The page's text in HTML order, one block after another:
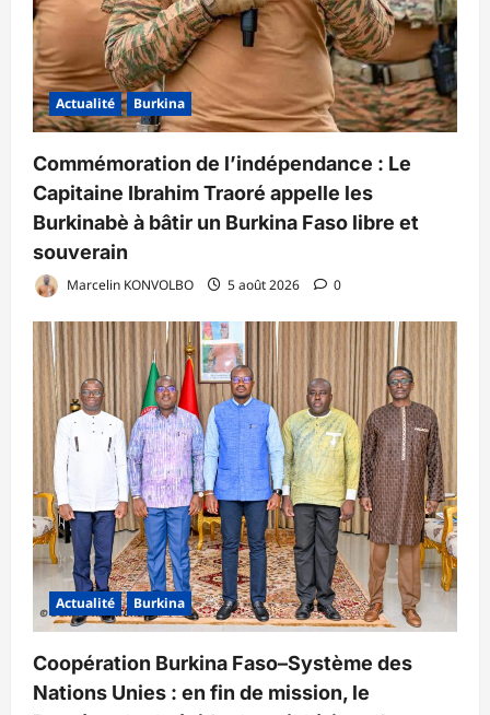
Actualité Burkina
Commémoration de l’indépendance : Le
Capitaine Ibrahim Traoré appelle les
Burkinabè à bâtir un Burkina Faso libre et
souverain
Marcelin KONVOLBO 5 août 2026 0
Actualité Burkina
Coopération Burkina Faso–Système des
Nations Unies : en fin de mission, le